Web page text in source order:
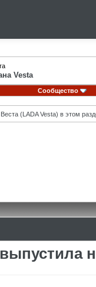
Vesta
Сообщество
(LADA Vesta) в этом